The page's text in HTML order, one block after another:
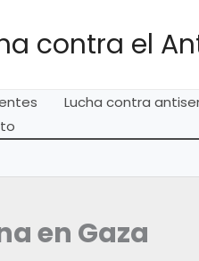
contra el
Lucha contra
en Gaza